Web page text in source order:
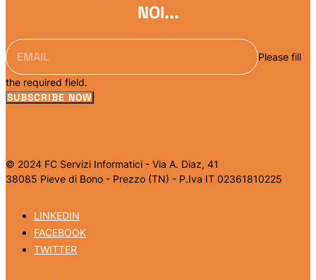
NOI...
Please fill
the required field.
SUBSCRIBE NOW
© 2024 FC Servizi Informatici - Via A. Diaz, 41
38085 Pieve di Bono - Prezzo (TN) - P.Iva IT 02361810225
LINKEDIN
FACEBOOK
TWITTER